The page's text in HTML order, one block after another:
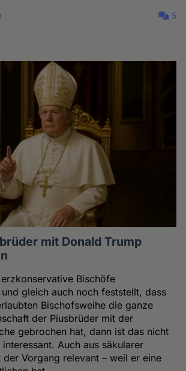
5
mit Donald Trump
Bischöfe
gleich auch noch feststellt, dass
Bischofsweihe die ganze
der Piusbrüder mit der
gebrochen hat, dann ist das nicht
Auch aus säkularer
der Vorgang relevant – weil er eine